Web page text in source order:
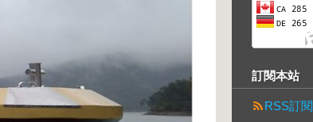
訂閱本站
RSS訂閱